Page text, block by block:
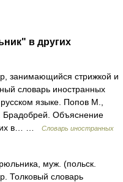
в других
занимающийся стрижкой и
словарь иностранных
языке. Попов М.,
Объяснение
в… …
Словарь иностранных
муж. (польск.
Толковый словарь